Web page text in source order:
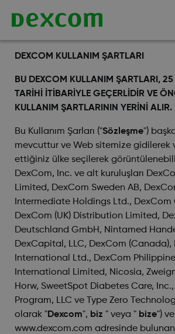
DEXCOM KULLANIM ŞARTLARI
BU DEXCOM KULLANIM ŞARTLARI, 25
TARİHİ İTİBARİYLE GEÇERLİDİR VE
KULLANIM ŞARTLARININ YERİNİ ALIR.
Bu Kullanım Şarları ("Sözleşme")
mevcuttur ve Web sitemize gidilerek
ettiğiniz ülke seçilerek
DexCom, Inc. ve alt kuruluşları
Limited, DexCom Sweden AB,
Intermediate Holdings Ltd.,
DexCom (UK) Distribution Limited,
Deutschland GmbH, Nintamed
DexCapital, LLC, DexCom (Canada),
International Ltd., DexCom
International Limited, Nicosia,
Horw, SweetSpot Diabetes Care,
Program, LLC ve Type Zero
olarak "Dexcom", biz " veya "bize")
www.dexcom.com adresinde